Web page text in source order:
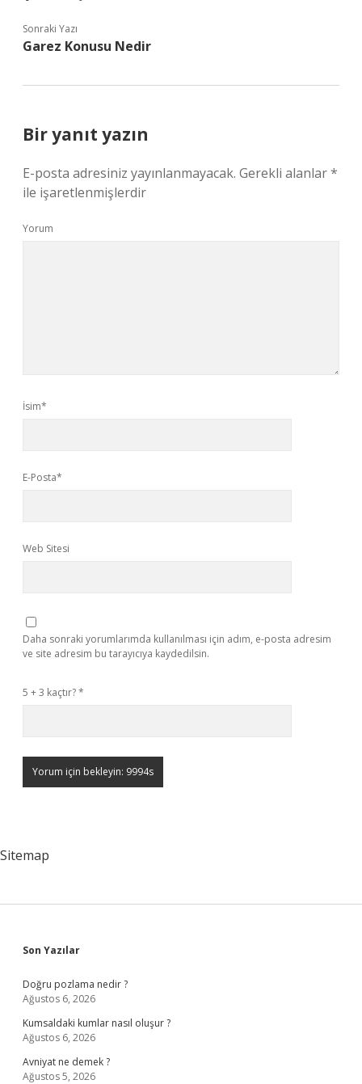
Sonraki Yazı
Garez Konusu Nedir
Bir yanıt yazın
E-posta adresiniz yayınlanmayacak. Gerekli alanlar*
ile işaretlenmişlerdir
Yorum
İsim*
E-Posta*
Web Sitesi
Daha sonraki yorumlarımda kullanılması için adım, e-posta adresim
ve site adresim bu tarayıcıya kaydedilsin.
5 + 3 kaçtır?*
Sitemap
Sidebar
Son Yazılar
Doğru pozlama nedir ?
Ağustos 6, 2026
Kumsaldaki kumlar nasıl oluşur ?
Ağustos 6, 2026
Avniyat ne demek ?
Ağustos 5, 2026